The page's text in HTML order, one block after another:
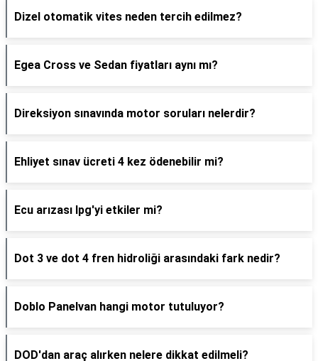
Dizel otomatik vites neden tercih edilmez?
Egea Cross ve Sedan fiyatları aynı mı?
Direksiyon sınavında motor soruları nelerdir?
Ehliyet sınav ücreti 4 kez ödenebilir mi?
Ecu arızası lpg'yi etkiler mi?
Dot 3 ve dot 4 fren hidroliği arasındaki fark nedir?
Doblo Panelvan hangi motor tutuluyor?
DOD'dan araç alırken nelere dikkat edilmeli?